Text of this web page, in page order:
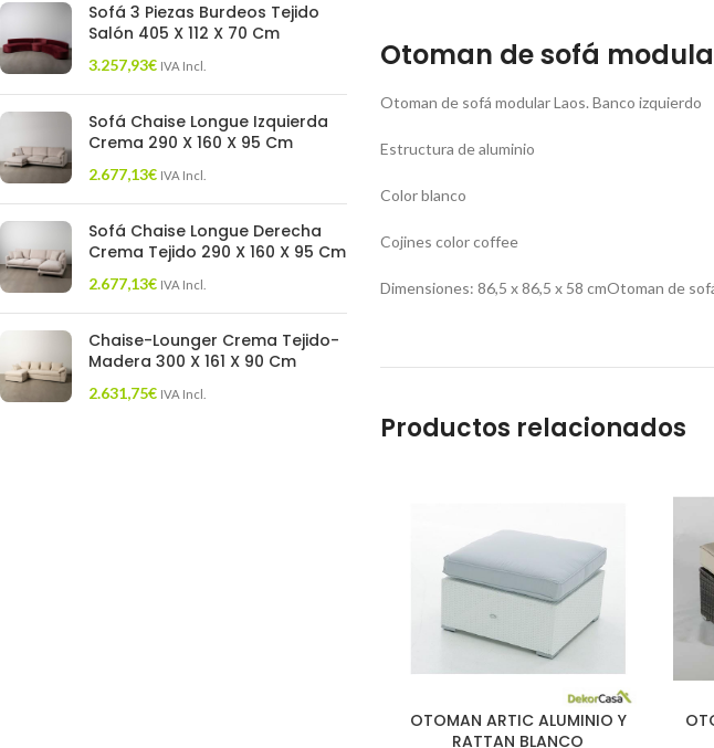
Sofá 3 Piezas Burdeos Tejido
Salón 405 X 112 X 70 Cm
3.257,93€ IVA Incl.
Sofá Chaise Longue Izquierda
Crema 290 X 160 X 95 Cm
2.677,13€ IVA Incl.
Sofá Chaise Longue Derecha
Crema Tejido 290 X 160 X 95 Cm
2.677,13€ IVA Incl.
Chaise-Lounger Crema Tejido-
Madera 300 X 161 X 90 Cm
2.631,75€ IVA Incl.
Otoman de sofá
Otoman de sofá modular Laos. Banco izquierdo
Estructura de aluminio
Color blanco
Cojines color coffee
Dimensiones: 86,5 x 86,5 x 58 cmOtoman de
Productos relacionados
OTOMAN ARTIC ALUMINIO Y
RATTAN BLANCO